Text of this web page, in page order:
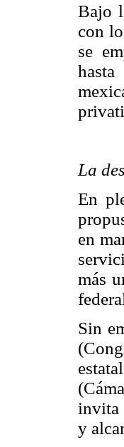
Bajo
con
se
La
En
en
más
Sin
invita
y